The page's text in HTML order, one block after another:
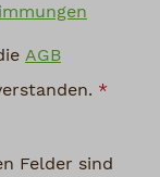
AGB
*
Felder sind